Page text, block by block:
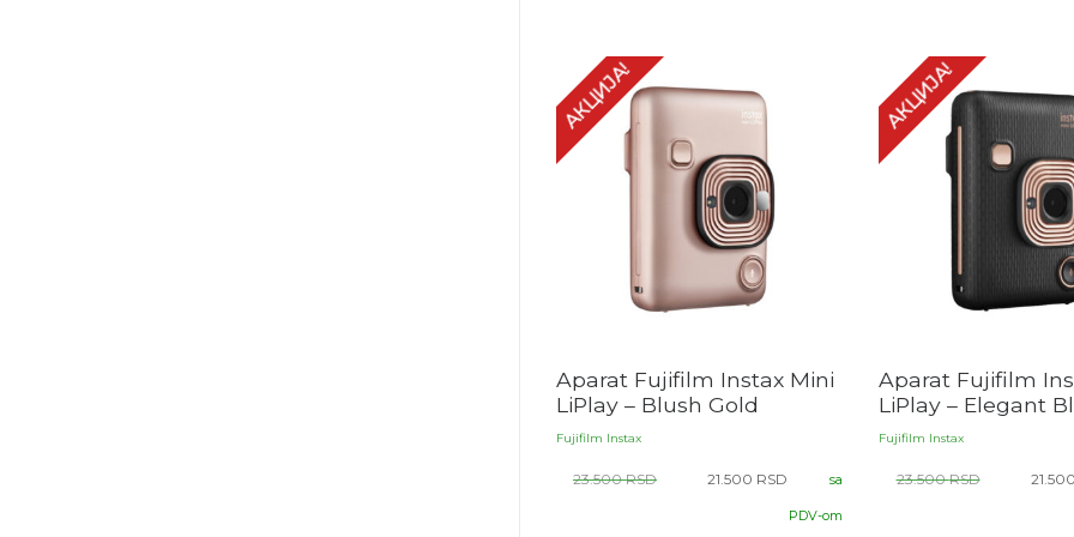
АКЦИЈА!
Aparat Fujifilm Instax Mini
LiPlay – Blush Gold
Fujifilm Instax
23.500RSD 21.500 RSD sa
PDV-om
АКЦИЈА!
Aparat Fujifilm
LiPlay – Elegant
Fujifilm Instax
23.500RSD